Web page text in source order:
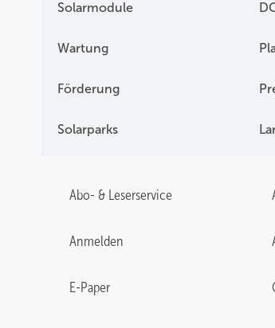
Solarmodule
Wartung
Förderung
Solarparks
Abo- & Leserservice
Anmelden
E-Paper